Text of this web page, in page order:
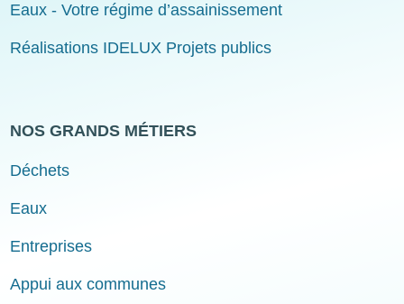
Eaux - Votre régime d’assainissement
Réalisations IDELUX Projets publics
NOS GRANDS MÉTIERS
Déchets
Eaux
Entreprises
Appui aux communes